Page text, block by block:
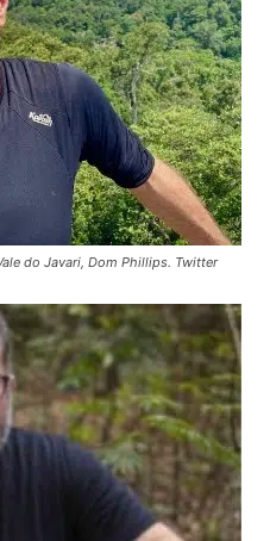
do Javari, Dom Phillips. Twitter